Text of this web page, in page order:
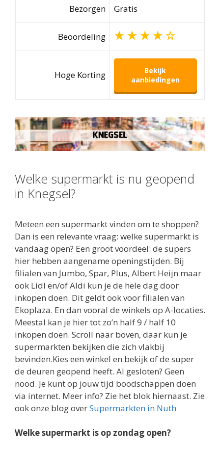
Bezorgen Gratis
Beoordeling
Hoge Korting
Bekijk
aanbiedingen
Welke supermarkt is nu geopend
in Knegsel?
Meteen een supermarkt vinden om te shoppen?
Dan is een relevante vraag: welke supermarkt is
vandaag open? Een groot voordeel: de supers
hier hebben aangename openingstijden. Bij
filialen van Jumbo, Spar, Plus, Albert Heijn maar
ook Lidl en/of Aldi kun je de hele dag door
inkopen doen. Dit geldt ook voor filialen van
Ekoplaza. En dan vooral de winkels op A-locaties.
Meestal kan je hier tot zo’n half 9 / half 10
inkopen doen. Scroll naar boven, daar kun je
supermarkten bekijken die zich vlakbij
bevinden.Kies een winkel en bekijk of de super
de deuren geopend heeft. Al gesloten? Geen
nood. Je kunt op jouw tijd boodschappen doen
via internet. Meer info? Zie het blok hiernaast. Zie
ook onze blog overSupermarkten in Nuth
Welke supermarkt is op zondag open?